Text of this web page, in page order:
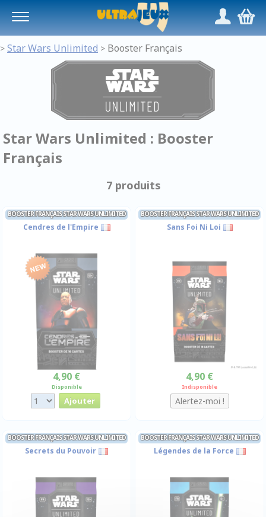
/,
> Star Wars Unlimited > Booster Français
Star Wars Unlimited : Booster
Français
7 produits
BOOSTER FRANÇAIS STAR WARS UNLIMITED
Cendres de l'Empire
4,90 €
Disponible
BOOSTER FRANÇAIS STAR WARS UNLIMITED
Sans Foi Ni Loi
4,90 €
Indisponible
BOOSTER FRANÇAIS STAR WARS UNLIMITED
Secrets du Pouvoir
BOOSTER FRANÇAIS STAR WARS UNLIMITED
Légendes de la Force